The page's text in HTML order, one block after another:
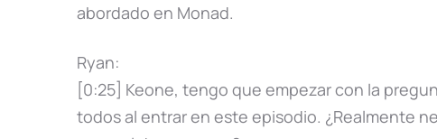
abordado en Monad.
Ryan:
[0:25] Keone, tengo que empezar con la
todos al entrar en este episodio. ¿Realmente